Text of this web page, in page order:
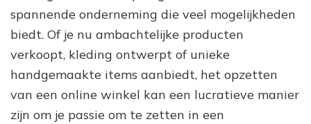
spannende onderneming die veel mogelijkheden
biedt. Of je nu ambachtelijke producten
verkoopt, kleding ontwerpt of unieke
handgemaakte items aanbiedt, het opzetten
van een online winkel kan een lucratieve manier
zijn om je passie om te zetten in een